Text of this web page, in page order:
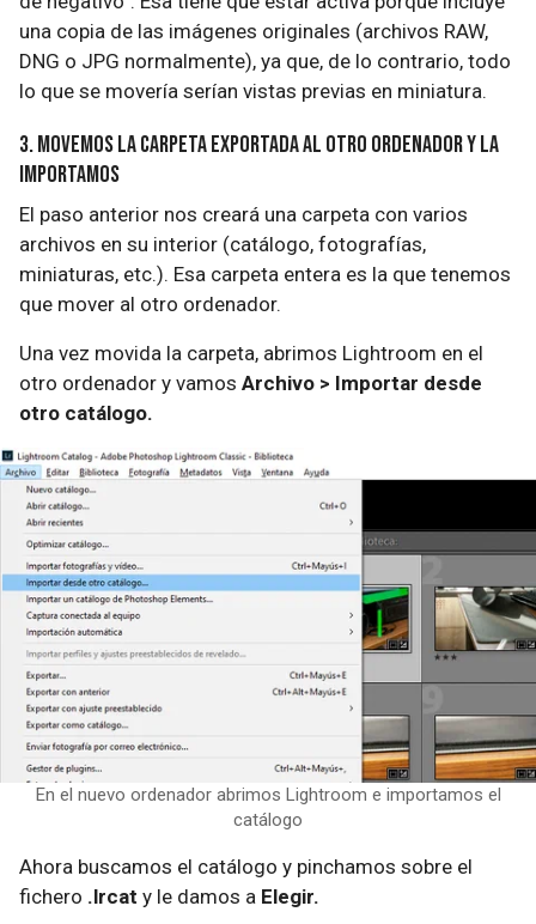
una copia de las imágenes originales (archivos RAW,
DNG o JPG normalmente), ya que, de lo contrario, todo
lo que se movería serían vistas previas en miniatura.
3. Movemos la carpeta exportada al otro ordenador y la
importamos
El paso anterior nos creará una carpeta con varios
archivos en su interior (catálogo, fotografías,
miniaturas, etc.). Esa carpeta entera es la que tenemos
que mover al otro ordenador.
Una vez movida la carpeta, abrimos Lightroom en el
otro ordenador y vamos Archivo > Importar desde
otro catálogo.
En el nuevo ordenador abrimos Lightroom e importamos el
catálogo
Ahora buscamos el catálogo y pinchamos sobre el
fichero .lrcat y le damos a Elegir.